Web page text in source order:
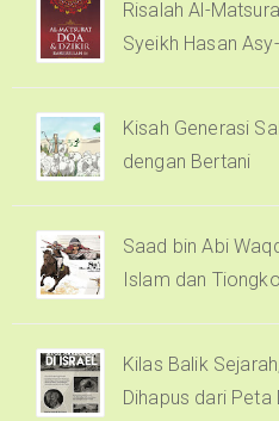
Risalah Al-
Syeikh Hasan
Kisah Generasi
dengan Bertani
Saad bin Abi
Islam dan
Kilas Balik
Dihapus dari Peta